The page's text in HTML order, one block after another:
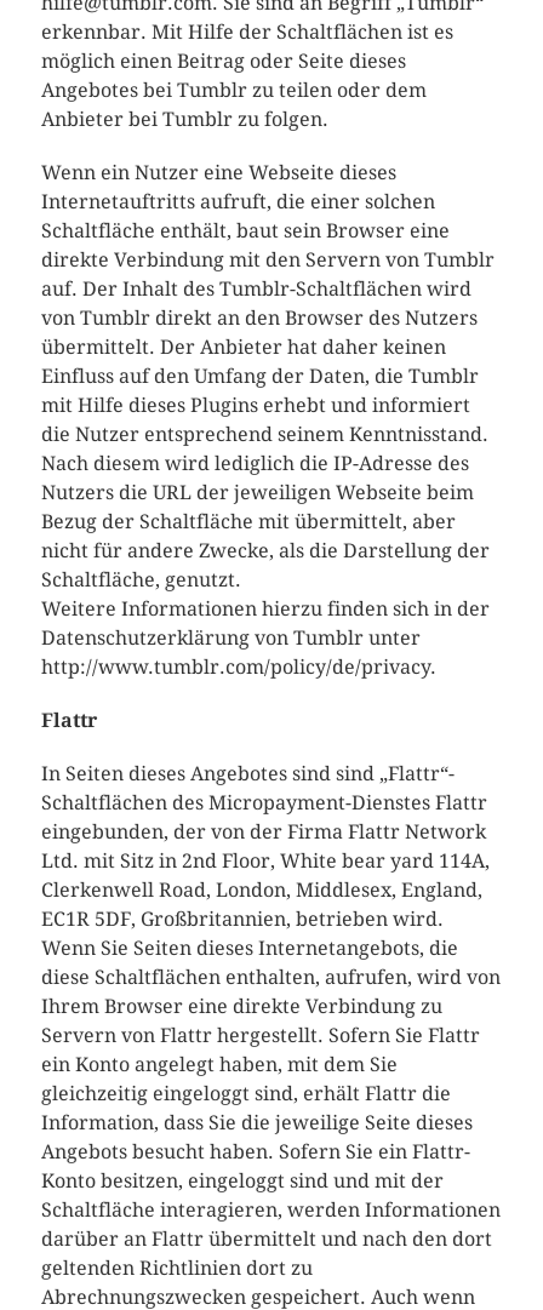
erkennbar. Mit Hilfe der Schaltflächen ist es
möglich einen Beitrag oder Seite dieses
Angebotes bei Tumblr zu teilen oder dem
Anbieter bei Tumblr zu folgen.
Wenn ein Nutzer eine Webseite dieses
Internetauftritts aufruft, die einer solchen
Schaltfläche enthält, baut sein Browser eine
direkte Verbindung mit den Servern von Tumblr
auf. Der Inhalt des Tumblr-Schaltflächen wird
von Tumblr direkt an den Browser des Nutzers
übermittelt. Der Anbieter hat daher keinen
Einfluss auf den Umfang der Daten, die Tumblr
mit Hilfe dieses Plugins erhebt und informiert
die Nutzer entsprechend seinem Kenntnisstand.
Nach diesem wird lediglich die IP-Adresse des
Nutzers die URL der jeweiligen Webseite beim
Bezug der Schaltfläche mit übermittelt, aber
nicht für andere Zwecke, als die Darstellung der
Schaltfläche, genutzt.
Weitere Informationen hierzu finden sich in der
Datenschutzerklärung von Tumblr unter
http://www.tumblr.com/policy/de/privacy.
Flattr
In Seiten dieses Angebotes sind sind „Flattr“-
Schaltflächen des Micropayment-Dienstes Flattr
eingebunden, der von der Firma Flattr Network
Ltd. mit Sitz in 2nd Floor, White bear yard 114A,
Clerkenwell Road, London, Middlesex, England,
EC1R 5DF, Großbritannien, betrieben wird.
Wenn Sie Seiten dieses Internetangebots, die
diese Schaltflächen enthalten, aufrufen, wird von
Ihrem Browser eine direkte Verbindung zu
Servern von Flattr hergestellt. Sofern Sie Flattr
ein Konto angelegt haben, mit dem Sie
gleichzeitig eingeloggt sind, erhält Flattr die
Information, dass Sie die jeweilige Seite dieses
Angebots besucht haben. Sofern Sie ein Flattr-
Konto besitzen, eingeloggt sind und mit der
Schaltfläche interagieren, werden Informationen
darüber an Flattr übermittelt und nach den dort
geltenden Richtlinien dort zu
Abrechnungszwecken gespeichert. Auch wenn